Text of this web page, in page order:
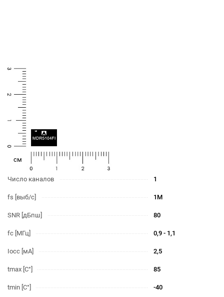
cм
Число каналов 1
fs [выб/c] 1М
SNR [дБпш] 80
fc [МГц] 0,9 - 1,1
Iocc [мА] 2,5
tmax [С°] 85
tmin [С°] -40